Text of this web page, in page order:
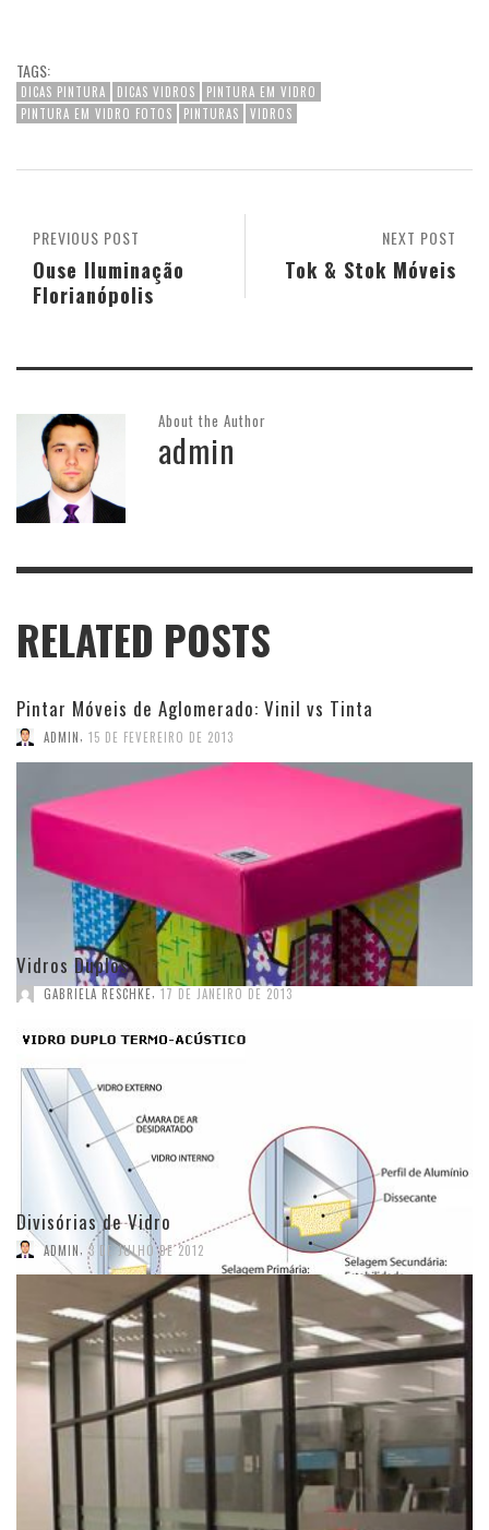
TAGS:
DICAS PINTURA DICAS VIDROS
PINTURA EM VIDRO
PINTURA EM VIDRO FOTOS
PINTURAS VIDROS
NEXT POST
Tok & Stok Móveis
PREVIOUS POST
Ouse Iluminação
Florianópolis
About the Author
admin
RELATED POSTS
Pintar Móveis de Aglomerado: Vinil vs Tinta
ADMIN 15 DE FEVEREIRO DE 2013
Vidros Duplos
GABRIELA RESCHKE, 17 DE JANEIRO DE 2013
Divisórias de Vidro
ADMIN 3 DE JULHO DE 2012